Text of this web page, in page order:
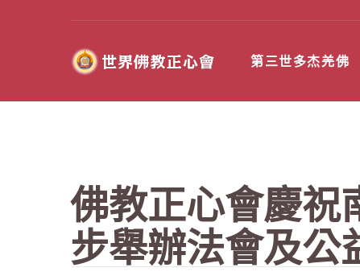
第三世多杰羌佛
佛教正心會慶祝
步舉辦法會及公